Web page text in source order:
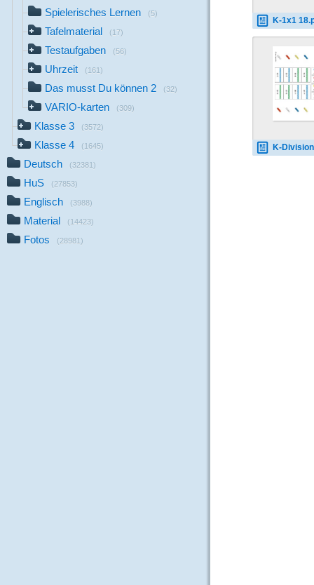
Spielerisches Lernen (5)
Tafelmaterial (17)
Testaufgaben (56)
Uhrzeit (161)
Das musst Du können 2 (32)
VARIO-karten (309)
Klasse 3 (3572)
Klasse 4 (1645)
Deutsch (32381)
HuS (27853)
Englisch (3988)
Material (14423)
Fotos (28981)
K-1x1
K-Division